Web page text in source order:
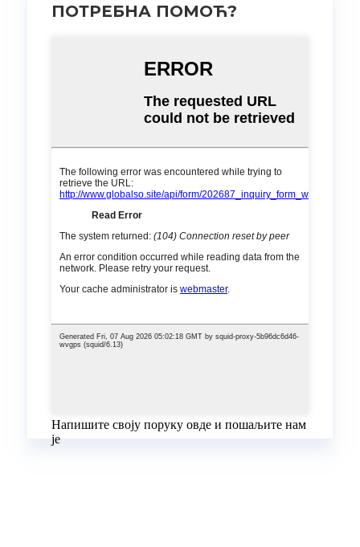
ПОТРЕБНА ПОМОЋ?
Напишите своју поруку овде и пошаљите нам
је